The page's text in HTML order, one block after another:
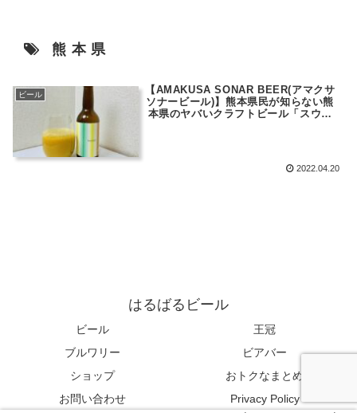
熊本県
ビール
【AMAKUSA SONAR BEER(アマクサ
ソナービール)】熊本県民が知らない熊
本県のヤバいクラフトビール「スウィ
2022.04.20
はるばるビール
ビール
王冠
ブルワリー
ビアバー
ショップ
おトクなまとめ
お問い合わせ
Privacy Policy